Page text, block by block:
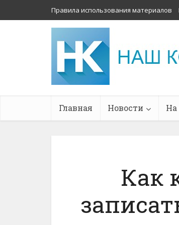
Правила использования материалов
Главная Новости На
Как